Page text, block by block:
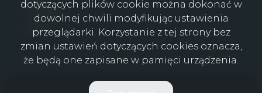
Kontakt
Rodo
dotyczących plików cookie można dokonać w
dowolnej chwili modyfikując ustawienia
przeglądarki. Korzystanie z tej strony bez
zmian ustawień dotyczących cookies oznacza,
że będą one zapisane w pamięci urządzenia.